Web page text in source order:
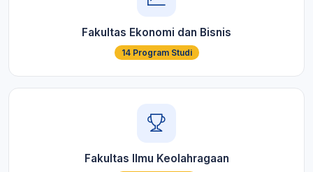
Fakultas Ekonomi dan Bisnis
14 Program Studi
Fakultas Ilmu Keolahragaan